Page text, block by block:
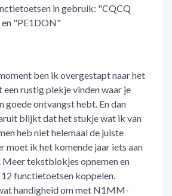
in gebruik: "CQCQ
"PE1DON"
ben ik overgestapt naar het
een rustig plekje vinden waar je
goede ontvangst hebt. En dan
blijkt dat het stukje wat ik van
heb niet helemaal de juiste
moet ik het komende jaar iets aan
Meer tekstblokjes opnemen en
12 functietoetsen koppelen.
handigheid om met N1MM-